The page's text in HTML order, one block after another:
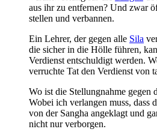
aus ihr zu entfernen? Und zwar
stellen und verbannen.
Ein Lehrer, der gegen alle Sila
die sicher in die Hölle führen,
Verdienst entschuldigt werden.
verruchte Tat den Verdienst von
Wo ist die Stellungnahme gegen
Wobei ich verlangen muss, dass
von der Sangha angeklagt und
nicht nur verborgen.